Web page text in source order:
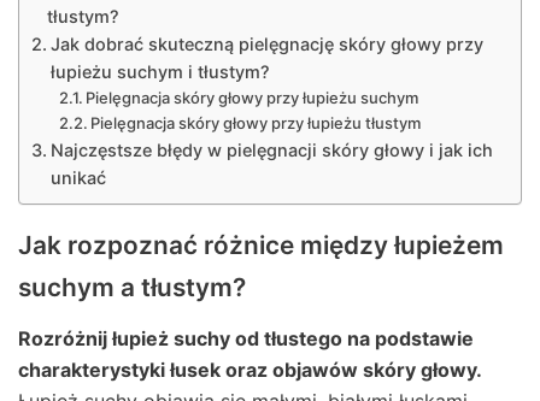
tłustym?
Jak dobrać skuteczną pielęgnację skóry głowy przy
łupieżu suchym i tłustym?
Pielęgnacja skóry głowy przy łupieżu suchym
Pielęgnacja skóry głowy przy łupieżu tłustym
Najczęstsze błędy w pielęgnacji skóry głowy i jak ich
unikać
Jak rozpoznać różnice między łupieżem
suchym a tłustym?
Rozróżnij łupież suchy od tłustego na podstawie
charakterystyki łusek oraz objawów skóry głowy.